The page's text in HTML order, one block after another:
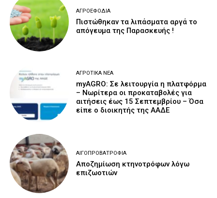
ΑΓΡΟΕΦΌΔΙΑ
Πιστώθηκαν τα λιπάσματα αργά το
απόγευμα της Παρασκευής !
ΑΓΡΟΤΙΚΆ ΝΈΑ
myAGRO: Σε λειτουργία η πλατφόρμα
– Νωρίτερα οι προκαταβολές για
αιτήσεις έως 15 Σεπτεμβρίου – Όσα
είπε ο διοικητής της ΑΑΔΕ
ΑΙΓΟΠΡΟΒΑΤΡΟΦΊΑ
Αποζημίωση κτηνοτρόφων λόγω
επιζωοτιών